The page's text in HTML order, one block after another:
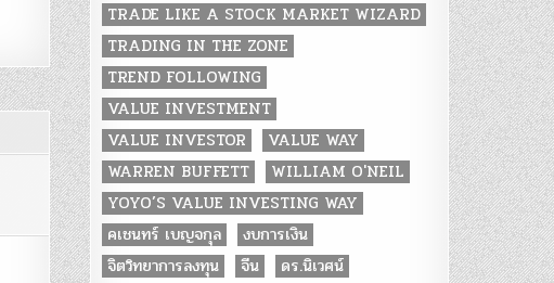
TRADE LIKE A STOCK MARKET WIZARD
TRADING IN THE ZONE
TREND FOLLOWING
VALUE INVESTMENT
VALUE INVESTOR
VALUE WAY
WARREN BUFFETT
WILLIAM O'NEIL
YOYO’S VALUE INVESTING WAY
คเชนทร์ เบญจกุล
งบการเงิน
จิตวิทยาการลงทุน
จีน
ดร.นิเวศน์